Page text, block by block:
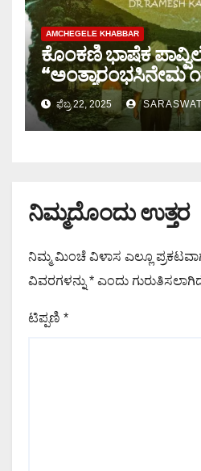
AMCHEGELE KHABBAR
ಕೊಂಕಣಿ ಭಾಷೆಕ
“ಅಂತ್ಯಾರಂಭಸಿನೇಮ
ಬೆಂಗಳೂರು
ಚಲನಚಿತ್ರೋತ್ಸವಾಂತು
ಫೆಬ್ರ 22, 2025
ನಿಮ್ಮದೊಂದು ಉತ್ತರ
ನಿಮ್ಮ ಮಿಂಚೆ ವಿಳಾಸ ಎಲ್ಲೂ
ವಿವರಗಳನ್ನು * ಎಂದು
ಟಿಪ್ಪಣಿ *